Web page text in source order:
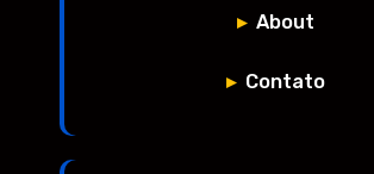
About
Contato